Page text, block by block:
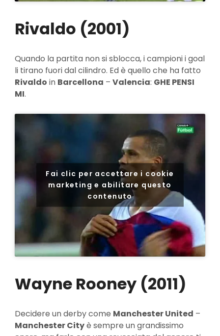
Rivaldo (2001)
Quando la partita non si sblocca, i campioni i goal
li tirano fuori dal cilindro. Ed è quello che ha fatto
Rivaldo in Barcellona – Valencia: GHE PENSI
MI.
Fai clic per accettare i cookie
marketing e abilitare questo
contenuto
Wayne Rooney (2011)
Decidere un derby come Manchester United –
Manchester Cityè sempre un grandissimo